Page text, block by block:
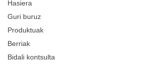
Hasiera
Guri buruz
Produktuak
Berriak
Bidali kontsulta